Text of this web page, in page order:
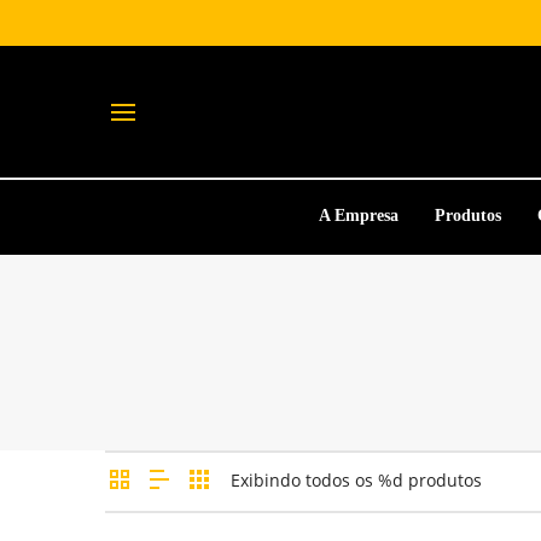
A Empresa Produtos
Exibindo todos os %d produtos